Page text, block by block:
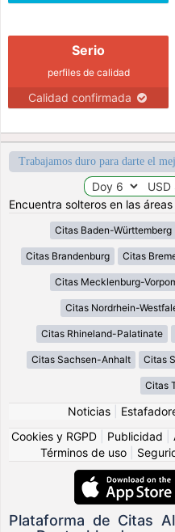
Serio
perfiles de calidad
Calidad confirmada
Trabajamos duro para darte el
Encuentra solteros en las
Citas Baden-Württemberg
Citas Brandenburg Citas
Citas Mecklenburg-
Citas Nordrhein-
Citas Rhineland-Palatinate
Citas Sachsen-Anhalt Citas
Citas
Noticias
Cookies y RGPD
Publicidad
Términos de uso
Plataforma de Citas